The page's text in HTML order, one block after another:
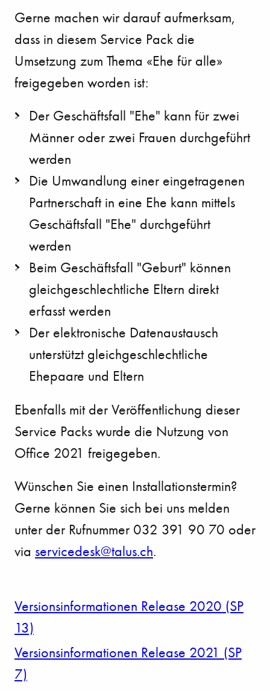
Gerne machen wir darauf aufmerksam,
dass in diesem Service Pack die
Umsetzung zum Thema «Ehe für alle»
freigegeben worden ist:
Der Geschäftsfall "Ehe" kann für zwei
Männer oder zwei Frauen durchgeführt
werden
Die Umwandlung einer eingetragenen
Partnerschaft in eine Ehe kann mittels
Geschäftsfall "Ehe" durchgeführt
werden
Beim Geschäftsfall "Geburt" können
gleichgeschlechtliche Eltern direkt
erfasst werden
Der elektronische Datenaustausch
unterstützt gleichgeschlechtliche
Ehepaare und Eltern
Ebenfalls mit der Veröffentlichung dieser
Service Packs wurde die Nutzung von
Office 2021 freigegeben.
Wünschen Sie einen Installationstermin?
Gerne können Sie sich bei uns melden
unter der Rufnummer 032 391 90 70 oder
via s rv c d sk t l s ch.
Versionsinformationen Release 2020 (SP
13)
Versionsinformationen Release 2021 (SP
7)